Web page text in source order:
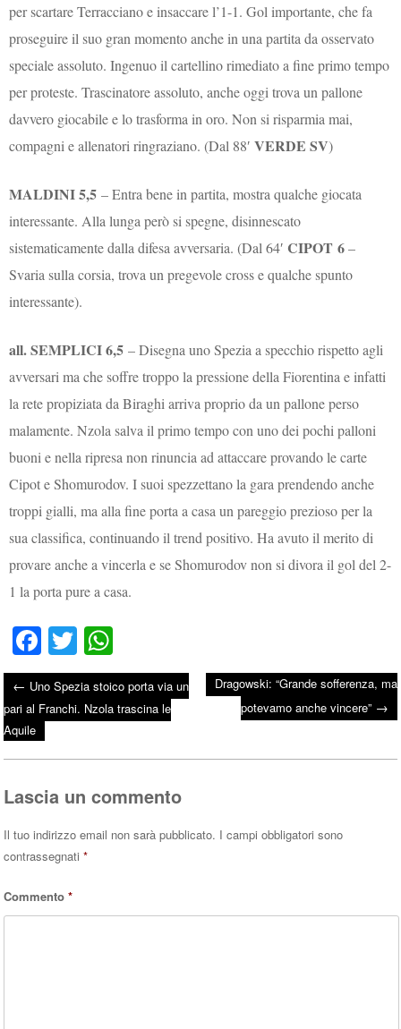
per scartare Terracciano e insaccare l’1-1. Gol importante, che fa
proseguire il suo gran momento anche in una partita da osservato
speciale assoluto. Ingenuo il cartellino rimediato a fine primo tempo
per proteste. Trascinatore assoluto, anche oggi trova un pallone
davvero giocabile e lo trasforma in oro. Non si risparmia mai,
compagni e allenatori ringraziano. (Dal 88′ VERDE SV)
MALDINI 5,5– Entra bene in partita, mostra qualche giocata
interessante. Alla lunga però si spegne, disinnescato
sistematicamente dalla difesa avversaria. (Dal 64′CIPOT 6–
Svaria sulla corsia, trova un pregevole cross e qualche spunto
interessante).
all. SEMPLICI 6,5– Disegna uno Spezia a specchio rispetto agli
avversari ma che soffre troppo la pressione della Fiorentina e infatti
la rete propiziata da Biraghi arriva proprio da un pallone perso
malamente. Nzola salva il primo tempo con uno dei pochi palloni
buoni e nella ripresa non rinuncia ad attaccare provando le carte
Cipot e Shomurodov. I suoi spezzettano la gara prendendo anche
troppi gialli, ma alla fine porta a casa un pareggio prezioso per la
sua classifica, continuando il trend positivo. Ha avuto il merito di
provare anche a vincerla e se Shomurodov non si divora il gol del 2-
1 la porta pure a casa.
Fa
ce
bo
ok
T
wi
tte
r
ha
ts
A
pp
Post navigation
← Uno Spezia stoico porta via un
pari al Franchi. Nzola trascina le
Aquile
Dragowski: “Grande sofferenza, ma
potevamo anche vincere” →
Lascia un commento
Il tuo indirizzo email non sarà pubblicato. I campi obbligatori sono
contrassegnati*
Commento*